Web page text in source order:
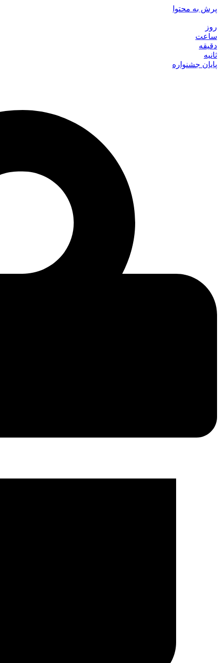
پرش به محتوا
روز
ساعت
دقیقه
ثانیه
پایان جشنواره